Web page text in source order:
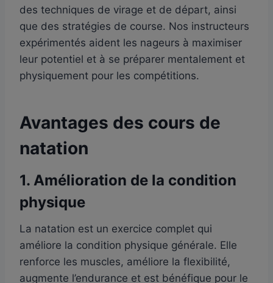
des techniques de virage et de départ, ainsi
que des stratégies de course. Nos instructeurs
expérimentés aident les nageurs à maximiser
leur potentiel et à se préparer mentalement et
physiquement pour les compétitions.
Avantages des cours de
natation
1. Amélioration de la condition
physique
La natation est un exercice complet qui
améliore la condition physique générale. Elle
renforce les muscles, améliore la flexibilité,
augmente l’endurance et est bénéfique pour le